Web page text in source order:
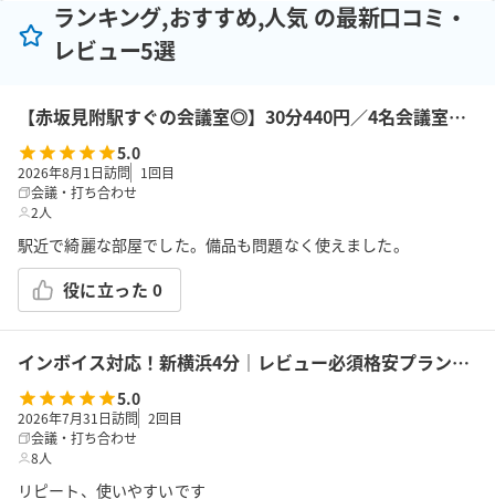
ランキング,おすすめ,人気 の最新口コミ・
レビュー5選
【赤坂見附駅すぐの会議室◎】30分440円／4名会議室＜RoomB＞ モニター有 ※予約時間前は入室不可
5.0
2026年8月1日訪問 1 回目
会議・打ち合わせ
2人
駅近で綺麗な部屋でした。備品も問題なく使えました。
役に立った 0
インボイス対応！新横浜4分｜レビュー必須格安プラン｜14席｜土足OK｜Wi-Fi｜43型モニター｜ボドゲ｜面接・勉強｜トイレは女性に嬉しいお部屋外男女別
5.0
2026年7月31日訪問 2回目
会議・打ち合わせ
8人
リピート、使いやすいです